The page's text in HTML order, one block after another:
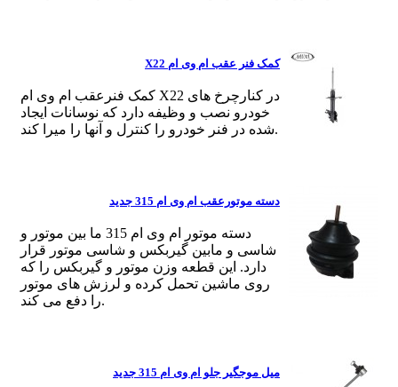
کمک فنر عقب ام وی ام X22
کمک فنرعقب ام وی ام X22 در کنارچرخ های
خودرو نصب و وظیفه دارد که نوسانات ایجاد
شده در فنر خودرو را کنترل و آنها را میرا کند.
دسته موتورعقب ام وی ام 315 جدید
دسته موتور ام وی ام 315 ما بین موتور و
شاسی و مابین گیربکس و شاسی موتور قرار
دارد. این قطعه وزن موتور و گیربکس را که
روی ماشین تحمل کرده و لرزش های موتور
را دفع می کند.
میل موجگیر جلو ام وی ام 315 جدید